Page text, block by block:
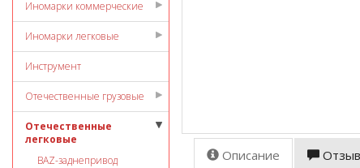
Иномарки коммерческие
Иномарки легковые
Инструмент
Отечественные грузовые
Отечественные
легковые
ВАZ-заднепривод
Описание